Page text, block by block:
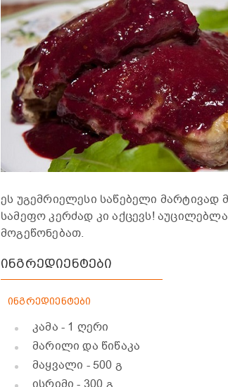
ეს უგემრიელესი საწებელი
სამეფო კერძად კი აქცევს!
მოგეწონებათ.
ინგრედიენტები
ინგრედიენტები
კამა - 1 ღერი
მარილი და წიწაკა
მაყვალი - 500 გ